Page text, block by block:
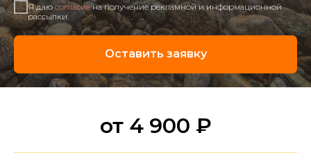
Я даюсогласиена получение рекламной и информационной
рассылки.
Оставить заявку
от 4 900 ₽